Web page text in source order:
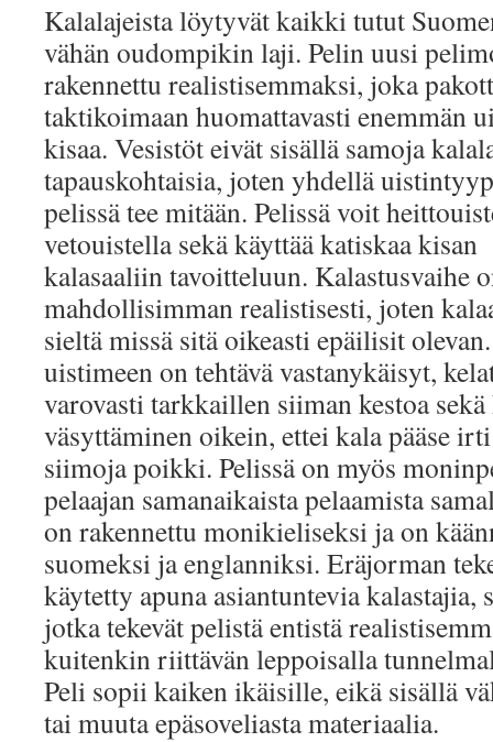
Kalalajeista löytyvät kaikki tutut
vähän oudompikin laji. Pelin uusi
rakennettu realistisemmaksi, joka
taktikoimaan huomattavasti enemmän
kisaa. Vesistöt eivät sisällä samoja
tapauskohtaisia, joten yhdellä
pelissä tee mitään. Pelissä voit
vetouistella sekä käyttää katiskaa kisan
kalasaaliin tavoitteluun. Kalastusvaihe
mahdollisimman realistisesti, joten
sieltä missä sitä oikeasti epäilisit
uistimeen on tehtävä vastanykäisyt,
varovasti tarkkaillen siiman kestoa
väsyttäminen oikein, ettei kala pääse
siimoja poikki. Pelissä on myös
pelaajan samanaikaista pelaamista
on rakennettu monikieliseksi ja on
suomeksi ja englanniksi. Eräjorman
käytetty apuna asiantuntevia kalastajia,
jotka tekevät pelistä entistä
kuitenkin riittävän leppoisalla
Peli sopii kaiken ikäisille, eikä sisällä
tai muuta epäsoveliasta materiaalia.